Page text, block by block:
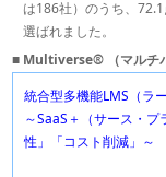
は186社）のうち、
選ばれました。
■ Multiverse® （マルチ
統合型多機能LMS（ラ
～SaaS＋（サース・
性」「コスト削減」～